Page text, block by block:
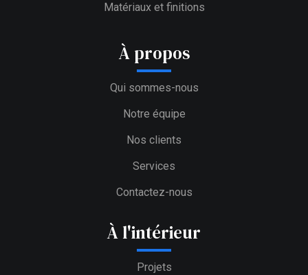
Matériaux et finitions
À propos
Qui sommes-nous
Notre équipe
Nos clients
Services
Contactez-nous
À l'intérieur
Projets